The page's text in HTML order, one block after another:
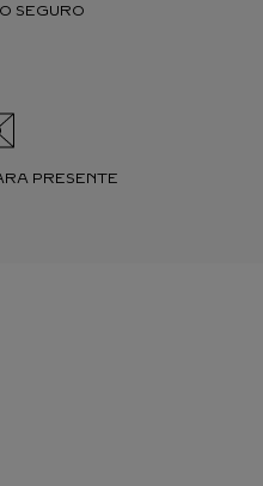
SEGURO
PRESENTE